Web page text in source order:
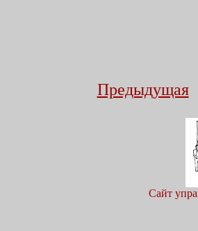
Предыдущая
Сайт